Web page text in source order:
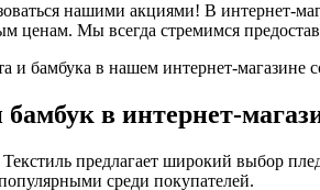
нашими акциями! В интернет-
ценам. Мы всегда стремимся
и бамбука в нашем интернет-магазине
в интернет-
предлагает широкий выбор
среди покупателей.